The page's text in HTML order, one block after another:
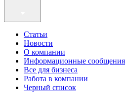
Статьи
Новости
О компании
Информационные сообщения
Все для бизнеса
Работа в компании
Черный список